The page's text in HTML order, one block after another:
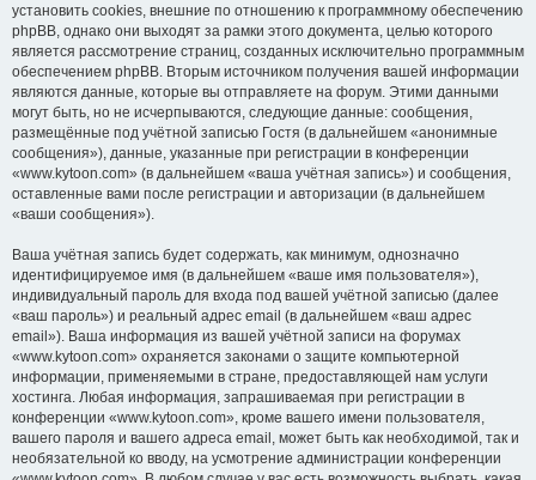
установить cookies, внешние по отношению к программному обеспечению
phpBB, однако они выходят за рамки этого документа, целью которого
является рассмотрение страниц, созданных исключительно программным
обеспечением phpBB. Вторым источником получения вашей информации
являются данные, которые вы отправляете на форум. Этими данными
могут быть, но не исчерпываются, следующие данные: сообщения,
размещённые под учётной записью Гостя (в дальнейшем «анонимные
сообщения»), данные, указанные при регистрации в конференции
«www.kytoon.com» (в дальнейшем «ваша учётная запись») и сообщения,
оставленные вами после регистрации и авторизации (в дальнейшем
«ваши сообщения»).
Ваша учётная запись будет содержать, как минимум, однозначно
идентифицируемое имя (в дальнейшем «ваше имя пользователя»),
индивидуальный пароль для входа под вашей учётной записью (далее
«ваш пароль») и реальный адрес email (в дальнейшем «ваш адрес
email»). Ваша информация из вашей учётной записи на форумах
«www.kytoon.com» охраняется законами о защите компьютерной
информации, применяемыми в стране, предоставляющей нам услуги
хостинга. Любая информация, запрашиваемая при регистрации в
конференции «www.kytoon.com», кроме вашего имени пользователя,
вашего пароля и вашего адреса email, может быть как необходимой, так и
необязательной ко вводу, на усмотрение администрации конференции